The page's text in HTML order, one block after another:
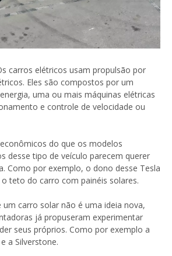
carros elétricos usam propulsão por
Eles são compostos por um
uma ou mais máquinas elétricas
e controle de velocidade ou
do que os modelos
desse tipo de veículo parecem querer
Como por exemplo, o dono desse Tesla
teto do carro com painéis solares.
um carro solar não é uma ideia nova,
já propuseram experimentar
seus próprios. Como por exemplo a
a Silverstone.